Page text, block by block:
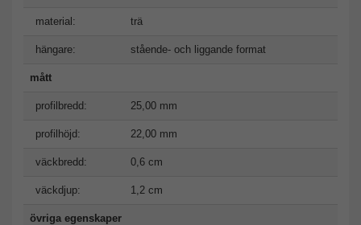
material: trä
hängare: stående- och liggande format
mått
profilbredd: 25,00 mm
profilhöjd: 22,00 mm
väckbredd: 0,6 cm
väckdjup: 1,2 cm
övriga egenskaper